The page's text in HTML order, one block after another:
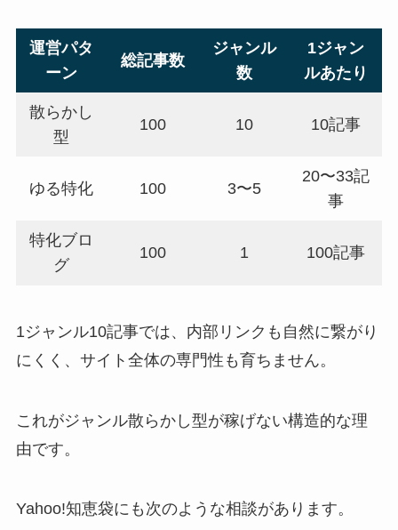
運営パタ
ーン
総記事数
ジャンル
数
1ジャン
ルあたり
散らかし
型
100 10 10記事
ゆる特化 100 3〜5
20〜33記
事
特化ブロ
グ
100 1 100記事
1ジャンル10記事では、内部リンクも自然に繋がり
にくく、サイト全体の専門性も育ちません。
これがジャンル散らかし型が稼げない構造的な理
由です。
Yahoo!知恵袋にも次のような相談があります。